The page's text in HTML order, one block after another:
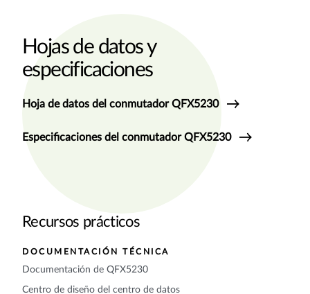
Recursos prácticos
DOCUMENTACIÓN TÉCNICA
Documentación de QFX5230
Centro de diseño del centro de datos
Hojas de datos y
especificaciones
Hoja de datos del conmutador QFX5230
Especificaciones del conmutador QFX5230